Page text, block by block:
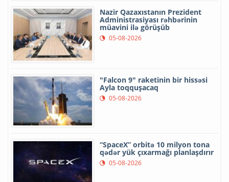
Nazir Qazaxıstanın Prezident
Administrasiyası rəhbərinin
müavini ilə görüşüb
05-08-2026
"Falcon 9" raketinin bir hissəsi
Ayla toqquşacaq
05-08-2026
“SpaceX” orbitə 10 milyon tona
qədər yük çıxarmağı planlaşdırır
05-08-2026